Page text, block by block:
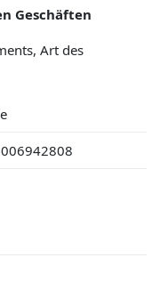
Geschäften
Art des